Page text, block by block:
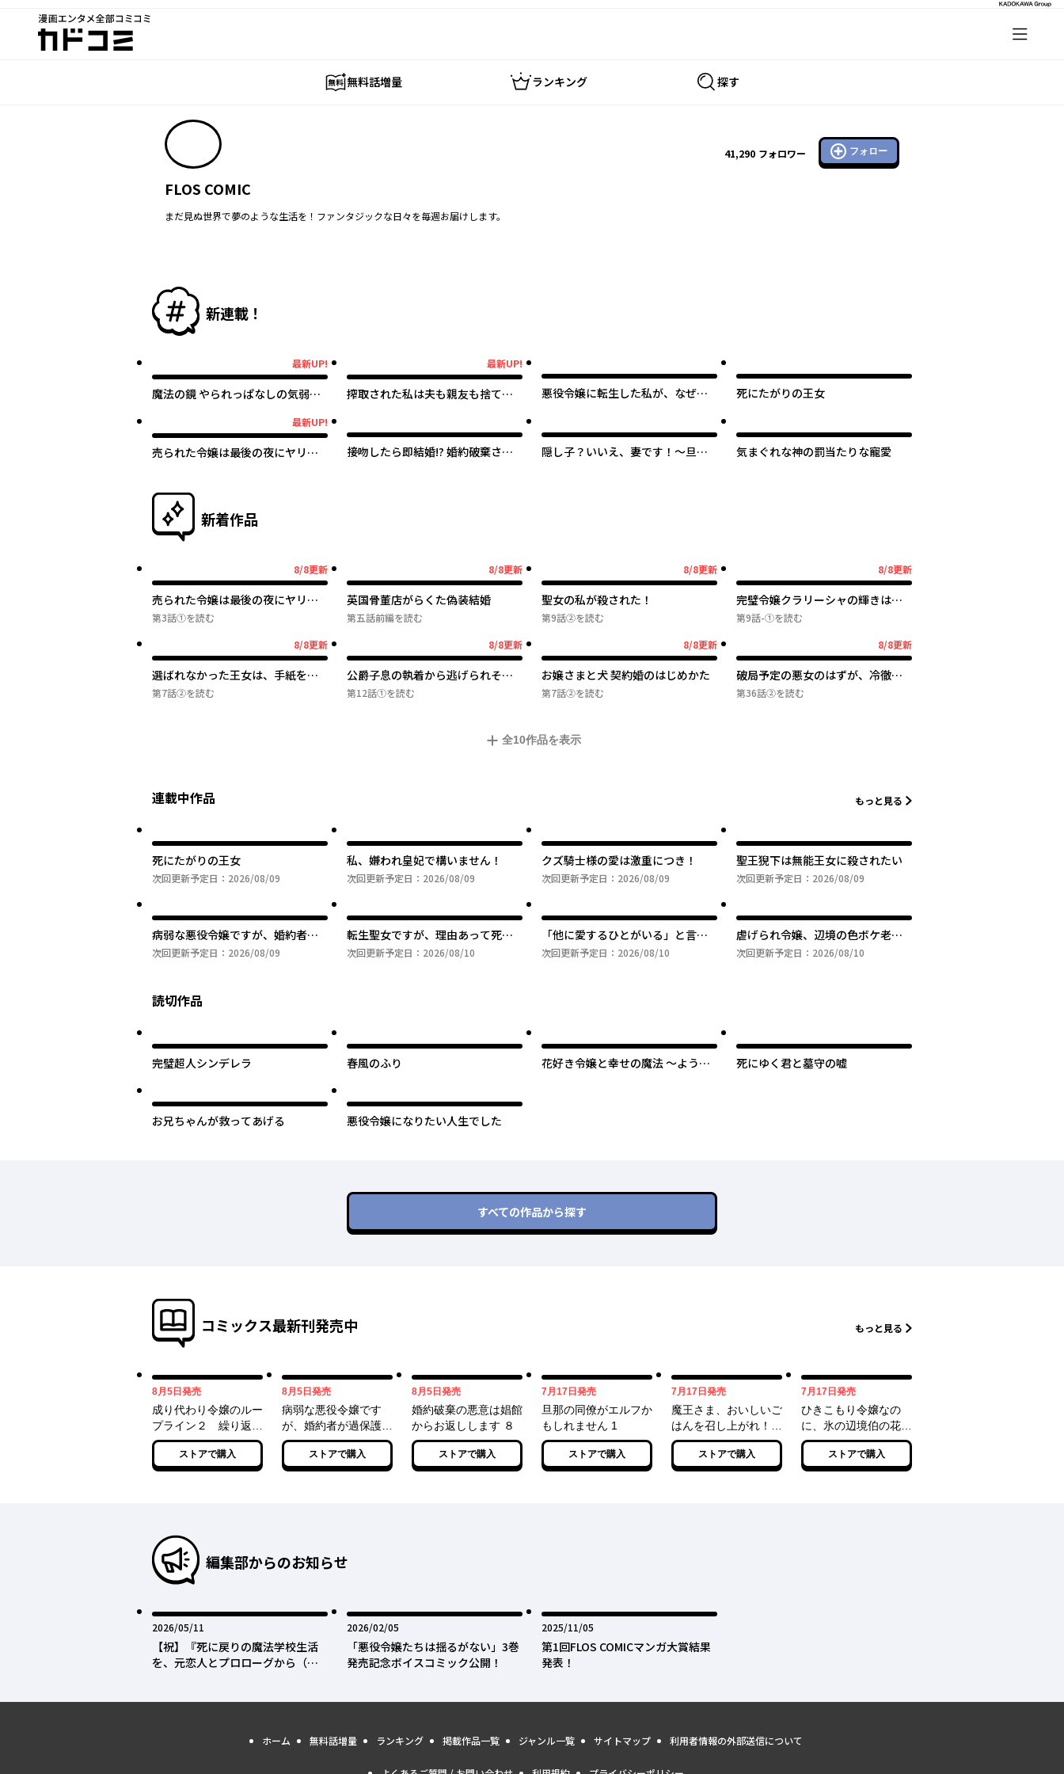
漫画エンタメ全部コミコミ
カドコミ
無料話増量 ランキング 探す
41,290 フォロワー フォロー
FLOS COMIC
まだ見ぬ世界で夢のような生活を！ファンタジックな日々を毎週お届けします。
新連載！
最新UP!
魔法の鏡 やられっぱなしの気弱令
最新UP!
搾取された私は夫も親友も捨てる
悪役令嬢に転生した私が、なぜか
死にたがりの王女
最新UP!
売られた令嬢は最後の夜にヤリ逃
でした〜
接吻したら即結婚!? 婚約破棄され
隠し子？いいえ、妻です！～旦那
気まぐれな神の罰当たりな寵愛
新着作品
8/8更新
売られた令嬢は最後の夜にヤリ逃
げしました〜平和に子育てしてい
第3話①を読む
8/8更新
英国骨董店がらくた偽装結婚
第五話前編を読む
8/8更新
聖女の私が殺された！
第9話②を読む
8/8更新
完璧令嬢クラリーシャの輝きは逆
境なんかじゃ曇らない ～婚約破
第9話-①を読む
8/8更新
選ばれなかった王女は、手紙を残
して消えることにした。
第7話②を読む
8/8更新
公爵子息の執着から逃げられそう
にないので、逃げないことにしま
第12話①を読む
8/8更新
お嬢さまと犬 契約婚のはじめかた
第7話②を読む
8/8更新
破局予定の悪女のはずが、冷徹公
爵様が別れてくれません!
第36話②を読む
全10作品を表示
連載中作品 もっと見る
死にたがりの王女
次回更新予定日： 2026/08/09
私、嫌われ皇妃で構いません！
次回更新予定日： 2026/08/09
クズ騎士様の愛は激重につき！
次回更新予定日： 2026/08/09
聖王猊下は無能王女に殺されたい
次回更新予定日： 2026/08/09
病弱な悪役令嬢ですが、婚約者が
過保護すぎて逃げ出したい(私たち
次回更新予定日： 2026/08/09
転生聖女ですが、理由あって死神
王子と偽装婚約いたしました
次回更新予定日： 2026/08/10
「他に愛するひとがいる」と言っ
た婚約者が溺愛してくるのです
次回更新予定日： 2026/08/10
虐げられ令嬢、辺境の色ボケ老人
の後妻になるはずが、美貌の辺境
次回更新予定日： 2026/08/10
読切作品
完璧超人シンデレラ 春風のふり
花好き令嬢と幸せの魔法 ～ようこ
死にゆく君と墓守の嘘
お兄ちゃんが救ってあげる 悪役令嬢になりたい人生でした
すべての作品から探す
コミックス最新刊発売中 もっと見る
8月5日 08月05日
発売
成り代わり令嬢のルー
プライン２ 繰り返す
世界に幸せな結末を
ストアで購入
8月5日 08月05日
発売
病弱な悪役令嬢です
が、婚約者が過保護す
ぎて逃げ出したい(私
たち犬猿の仲でしたよ
ね!?) 6
ストアで購入
8月5日 08月05日
発売
婚約破棄の悪意は娼館
からお返しします ８
ストアで購入
7月17日 07月17日
発売
旦那の同僚がエルフか
もしれません 1
ストアで購入
7月17日 07月17日
発売
魔王さま、おいしいご
はんを召し上がれ！
1 追放された末王女
は魔族の国でしあわせ
に暮らします！
ストアで購入
7月17日 07月17日
発売
ひきこもり令嬢なの
に、氷の辺境伯の花嫁
（※期間限定）に選ば
れてしまった 1
ストアで購入
編集部からのお知らせ
2026/05/11
2026年05月11日
【祝】『死に戻りの魔法学校生活
を、元恋人とプロローグから（※
2026/02/05
2026年02月05日
「悪役令嬢たちは揺るがない」3巻
発売記念ボイスコミック公開！
2025/11/05
2025年11月05日
第1回FLOS COMICマンガ大賞結果
発表！
ホーム 無料話増量 ランキング 掲載作品一覧 ジャンル一覧 サイトマップ 利用者情報の外部送信について